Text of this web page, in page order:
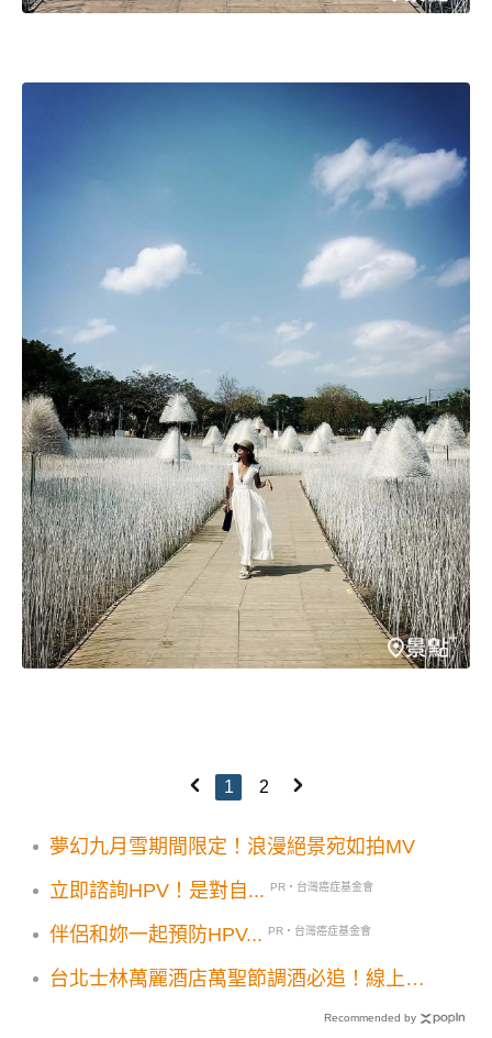
1 2
夢幻九月雪期間限定！浪漫絕景宛如拍MV
立即諮詢HPV！是對自...
PR・台灣癌症基金會
伴侶和妳一起預防HPV... PR・台灣癌症基金會
台北士林萬麗酒店萬聖節調酒必追！線上旅
Recommended by